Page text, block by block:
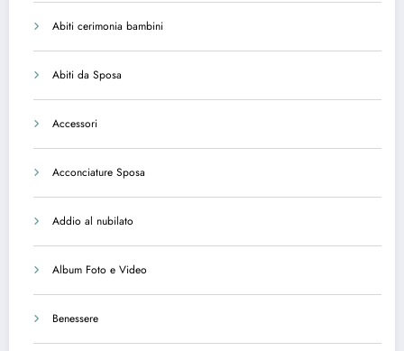
Abiti cerimonia bambini
Abiti da Sposa
Accessori
Acconciature Sposa
Addio al nubilato
Album Foto e Video
Benessere